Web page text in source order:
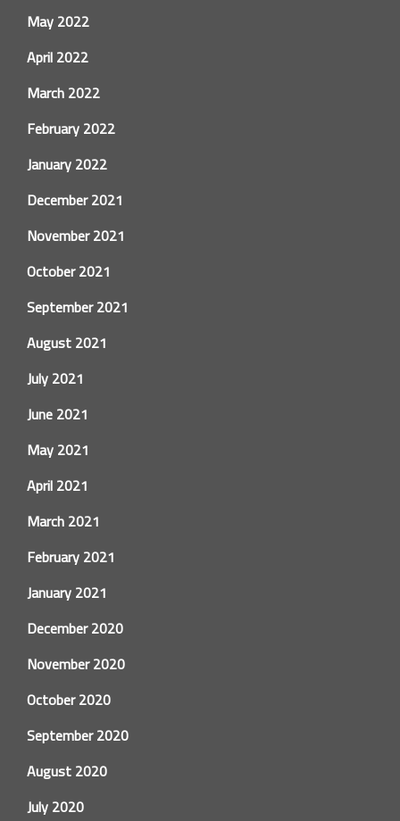
May 2022
April 2022
March 2022
February 2022
January 2022
December 2021
November 2021
October 2021
September 2021
August 2021
July 2021
June 2021
May 2021
April 2021
March 2021
February 2021
January 2021
December 2020
November 2020
October 2020
September 2020
August 2020
July 2020